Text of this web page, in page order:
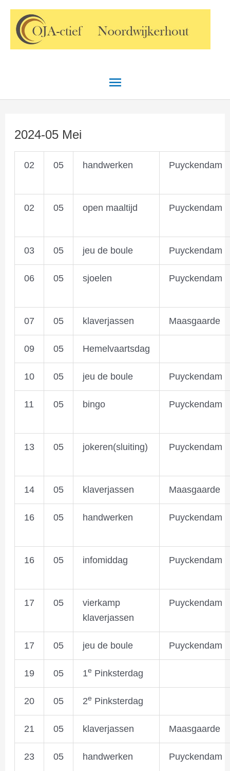
Ga
naar
inhoud
Hoofdmenu
2024-05 Mei
02 05 handwerken Puyckendam
02 05 open maaltijd Puyckendam
03 05 jeu de boule Puyckendam
06 05 sjoelen Puyckendam
07 05 klaverjassen Maasgaarde
09 05 Hemelvaartsdag
10 05 jeu de boule Puyckendam
11 05 bingo Puyckendam
13 05 jokeren(sluiting) Puyckendam
14 05 klaverjassen Maasgaarde
16 05 handwerken Puyckendam
16 05 infomiddag Puyckendam
17 05
vierkamp
klaverjassen
Puyckendam
17 05 jeu de boule Puyckendam
19 05 1e Pinksterdag
20 05 2e Pinksterdag
21 05 klaverjassen Maasgaarde
23 05 handwerken Puyckendam